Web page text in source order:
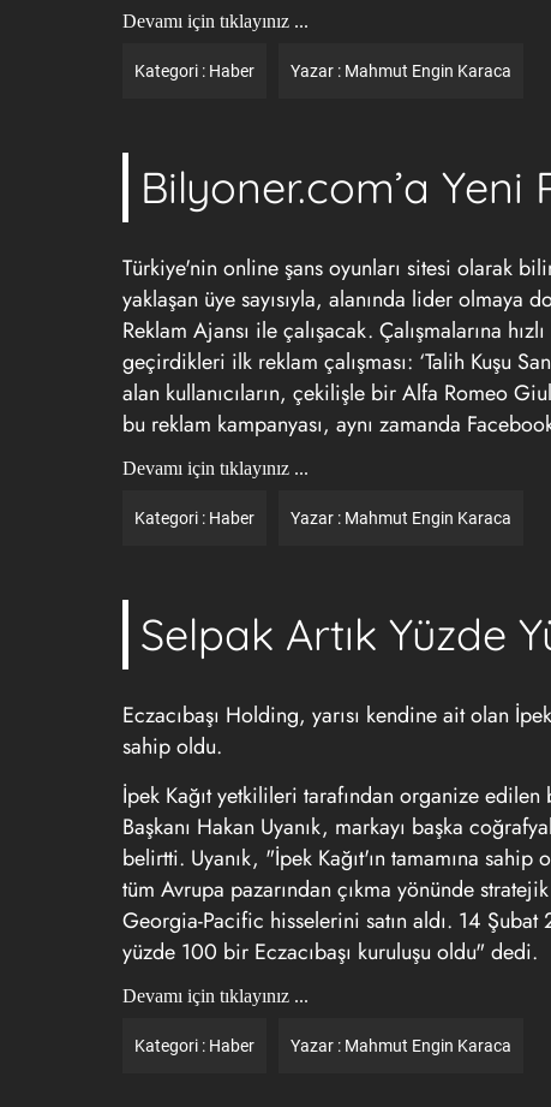
Devamı için tıklayınız ...
Kategori : Haber Yazar : Mahmut Engin Karaca
Bilyoner.com’a Yeni
Türkiye'nin online şans oyunları sitesi olarak
yaklaşan üye sayısıyla, alanında lider olmaya
Reklam Ajansı ile çalışacak. Çalışmalarına
geçirdikleri ilk reklam çalışması: ‘Talih Kuşu
alan kullanıcıların, çekilişle bir Alfa Romeo
bu reklam kampanyası, aynı zamanda
Devamı için tıklayınız ...
Kategori : Haber Yazar : Mahmut Engin Karaca
Selpak Artık Yüzde
Eczacıbaşı Holding, yarısı kendine ait olan
sahip oldu.
İpek Kağıt yetkilileri tarafından organize edilen
Başkanı Hakan Uyanık, markayı başka
belirtti. Uyanık, "İpek Kağıt'ın tamamına sahip
tüm Avrupa pazarından çıkma yönünde
Georgia-Pacific hisselerini satın aldı. 14
yüzde 100 bir Eczacıbaşı kuruluşu oldu" dedi.
Devamı için tıklayınız ...
Kategori : Haber Yazar : Mahmut Engin Karaca